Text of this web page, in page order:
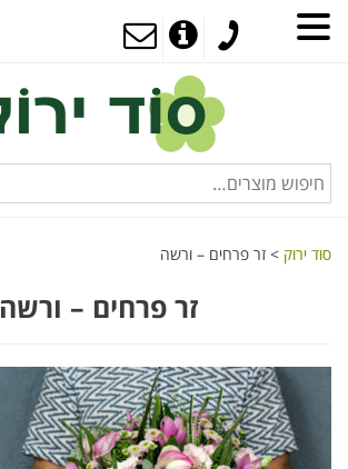
סוד ירוק > זר פרחים – ורשה
זר פרחים – ורשה